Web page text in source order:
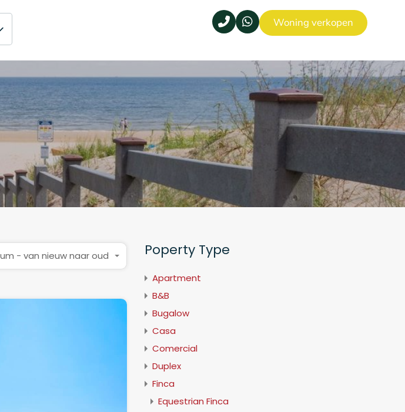
Woning verkopen
- van nieuw naar oud Poperty Type
Apartment
B&B
Bugalow
Casa
Comercial
Duplex
Finca
Equestrian Finca